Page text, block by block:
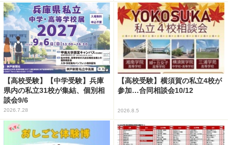
【高校受験】【中学受験】兵庫
県内の私立31校が集結、個別相
談会9/6
2026.7.28
【高校受験】横須賀の私立4校が
参加…合同相談会10/12
2026.8.5